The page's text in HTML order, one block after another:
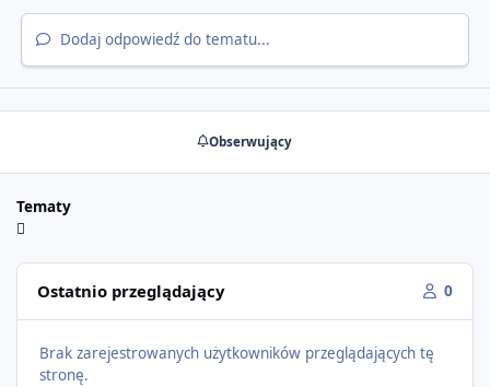
Dodaj odpowiedź do tematu...
Obserwujący
Tematy
Ostatnio przeglądający 0
Brak zarejestrowanych użytkowników przeglądających tę
stronę.